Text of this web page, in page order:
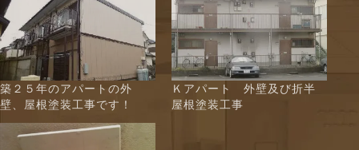
築２５年のアパートの外
壁、屋根塗装工事です！
Ｋアパート 外壁及び折半
屋根塗装工事